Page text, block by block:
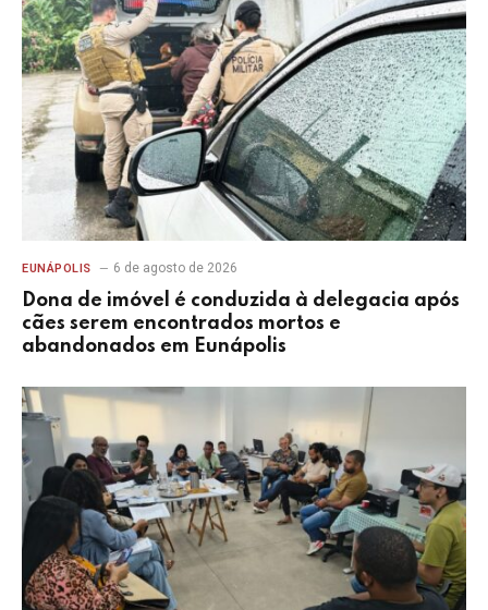
EUNÁPOLIS 6 de agosto de 2026
Dona de imóvel é conduzida à delegacia após
cães serem encontrados mortos e
abandonados em Eunápolis